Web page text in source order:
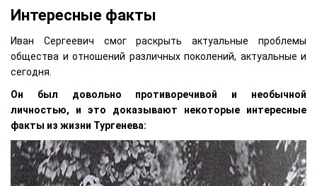
Интересные факты
Иван Сергеевич смог раскрыть актуальные проблемы
общества и отношений различных поколений, актуальные и
сегодня.
Он был довольно противоречивой и необычной
личностью, и это доказывают некоторые интересные
факты из жизни Тургенева: